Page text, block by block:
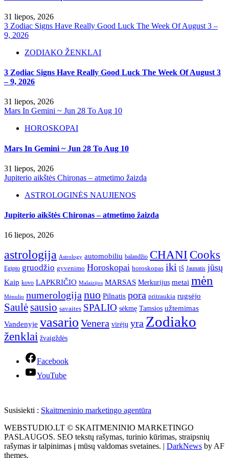
31 liepos, 2026
3 Zodiac Signs Have Really Good Luck The Week Of August 3 –
9, 2026
ZODIAKO ŽENKLAI
3 Zodiac Signs Have Really Good Luck The Week Of August 3
– 9, 2026
31 liepos, 2026
Mars In Gemini ~ Jun 28 To Aug 10
HOROSKOPAI
Mars In Gemini ~ Jun 28 To Aug 10
31 liepos, 2026
Jupiterio aikštės Chironas – atmetimo žaizda
ASTROLOGINĖS NAUJIENOS
Jupiterio aikštės Chironas – atmetimo žaizda
16 liepos, 2026
astrologija Astrology automobiliu balandžio CHANI Cooks
Egipto gruodžio gyvenimo Horoskopai horoskopas iki IŠ Jaunatis jūsų
Kaip kovo LAPKRIČIO Malaizijos MARSAS Merkurijus metai mėn
Mėnulio numerologija nuo Pilnatis pora pritraukia rugsėjo
Saulėsausio savaites SPALIO sėkmę Tamsios užtemimas
Vandenyje vasario Venera virėjų yra Zodiako
ženklai žvaigždės
Facebook
YouTube
Susisiekti : Skaitmeninio marketingo agentūra
WEBSTUDIO.LT © SKAITMENINIO MARKETINGO
PASLAUGOS. SEO tekstų rašymas, turinio kūrimas, straipsnių
rašymas ir talpinimas į mūsų valdomas svetaines. | DarkNews by AF
themes.